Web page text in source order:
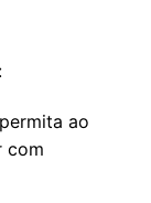
ao
com